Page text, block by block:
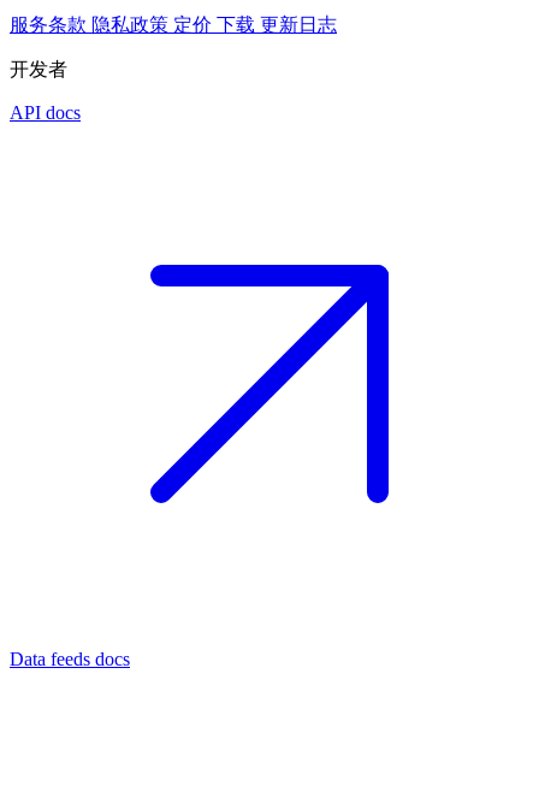
服务条款 隐私政策 定价 下载 更新日志
开发者
API docs
Data feeds docs